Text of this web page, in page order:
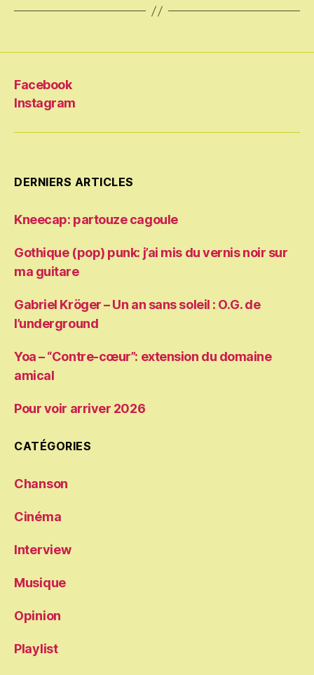
Facebook
Instagram
DERNIERS ARTICLES
Kneecap: partouze cagoule
Gothique (pop) punk: j’ai mis du vernis noir sur
ma guitare
Gabriel Kröger – Un an sans soleil : O.G. de
l’underground
Yoa – “Contre-cœur”: extension du domaine
amical
Pour voir arriver 2026
CATÉGORIES
Chanson
Cinéma
Interview
Musique
Opinion
Playlist